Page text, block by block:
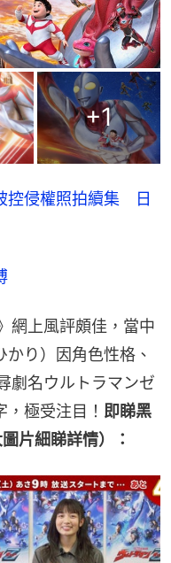
+1
控侵權照拍續集　日
網上風評頗佳，當中
り）因角色性格、
劇名ウルトラマンゼ
極受注目！ 即睇黑
片細睇詳情）：